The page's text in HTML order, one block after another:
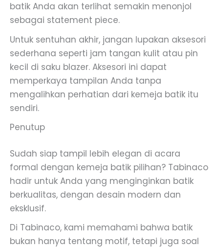
batik Anda akan terlihat semakin menonjol
sebagai statement piece.
Untuk sentuhan akhir, jangan lupakan aksesori
sederhana seperti jam tangan kulit atau pin
kecil di saku blazer. Aksesori ini dapat
memperkaya tampilan Anda tanpa
mengalihkan perhatian dari kemeja batik itu
sendiri.
Penutup
Sudah siap tampil lebih elegan di acara
formal dengan kemeja batik pilihan? Tabinaco
hadir untuk Anda yang menginginkan batik
berkualitas, dengan desain modern dan
eksklusif.
Di Tabinaco, kami memahami bahwa batik
bukan hanya tentang motif, tetapi juga soal